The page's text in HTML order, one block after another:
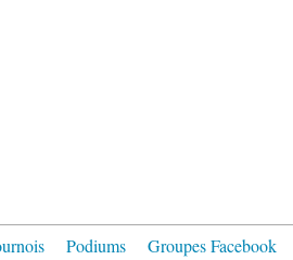
Podiums Groupes Facebook